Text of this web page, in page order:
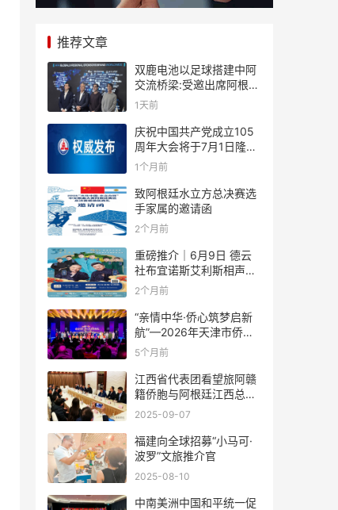
推荐文章
双鹿电池以足球搭建中阿
交流桥梁:受邀出席阿根廷
足协赞助商招待会！
1天前
庆祝中国共产党成立105
周年大会将于7月1日隆重
举行
1个月前
致阿根廷水立方总决赛选
手家属的邀请函
2个月前
重磅推介｜6月9日 德云
社布宜诺斯艾利斯相声专
场！国风曲艺邂逅南美风
结！
2个月前
“亲情中华·侨心筑梦启新
航”—2026年天津市侨界
新春联谊活动成功举办
5个月前
江西省代表团看望旅阿赣
籍侨胞与阿根廷江西总商
会座谈
2025-09-07
福建向全球招募“小马可·
波罗”文旅推介官
2025-08-10
中南美洲中国和平统一促